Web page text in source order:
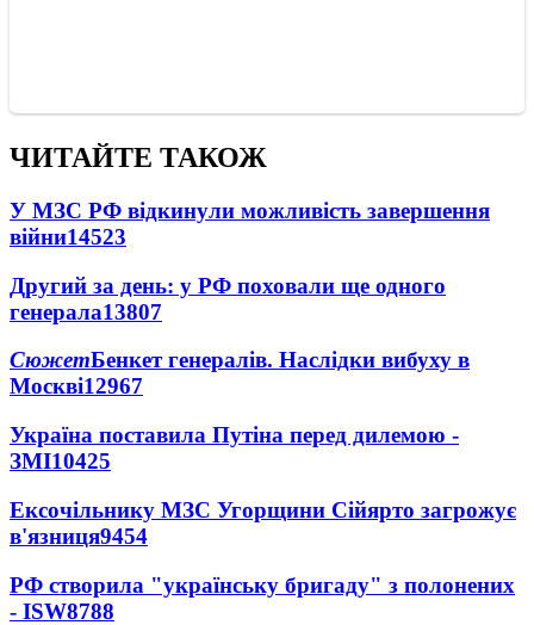
ЧИТАЙТЕ ТАКОЖ
У МЗС РФ відкинули можливість завершення
війни14523
Другий за день: у РФ поховали ще одного
генерала13807
СюжетБенкет генералів. Наслідки вибуху в
Москві12967
Україна поставила Путіна перед дилемою -
ЗМІ10425
Ексочільнику МЗС Угорщини Сійярто загрожує
в'язниця9454
РФ створила "українську бригаду" з полонених
- ISW8788